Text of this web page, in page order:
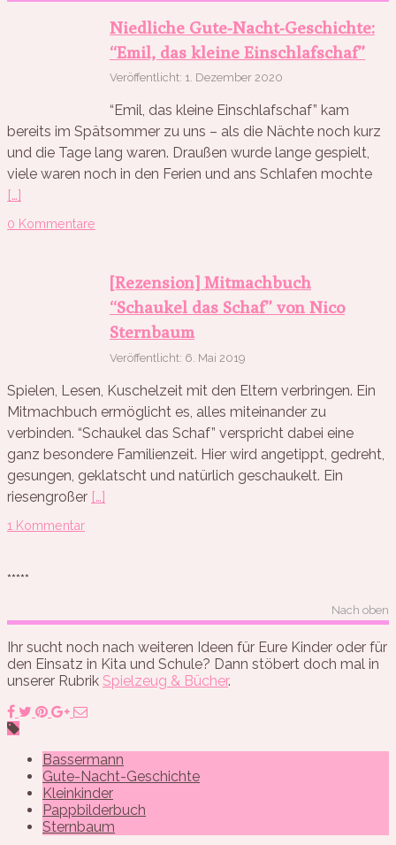
Niedliche Gute-Nacht-Geschichte:
“Emil, das kleine Einschlafschaf”
Veröffentlicht: 1. Dezember 2020
“Emil, das kleine Einschlafschaf” kam
bereits im Spätsommer zu uns – als die Nächte noch kurz
und die Tage lang waren. Draußen wurde lange gespielt,
viele waren noch in den Ferien und ans Schlafen mochte
[…]
0 Kommentare
[Rezension] Mitmachbuch
“Schaukel das Schaf” von Nico
Sternbaum
Veröffentlicht: 6. Mai 2019
Spielen, Lesen, Kuschelzeit mit den Eltern verbringen. Ein
Mitmachbuch ermöglicht es, alles miteinander zu
verbinden. “Schaukel das Schaf” verspricht dabei eine
ganz besondere Familienzeit. Hier wird angetippt, gedreht,
gesungen, geklatscht und natürlich geschaukelt. Ein
riesengroßer […]
1 Kommentar
*****
Nach oben
Ihr sucht noch nach weiteren Ideen für Eure Kinder oder für
den Einsatz in Kita und Schule? Dann stöbert doch mal in
unserer Rubrik Spielzeug & Bücher.
Bassermann
Gute-Nacht-Geschichte
Kleinkinder
Pappbilderbuch
Sternbaum